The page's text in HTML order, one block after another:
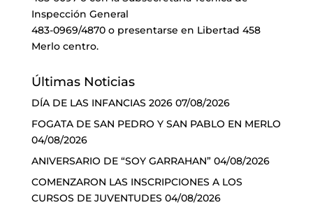
Inspección General
483-0969/4870 o presentarse en Libertad 458
Merlo centro.
Últimas Noticias
DÍA DE LAS INFANCIAS 2026 07/08/2026
FOGATA DE SAN PEDRO Y SAN PABLO EN MERLO
04/08/2026
ANIVERSARIO DE “SOY GARRAHAN” 04/08/2026
COMENZARON LAS INSCRIPCIONES A LOS
CURSOS DE JUVENTUDES 04/08/2026